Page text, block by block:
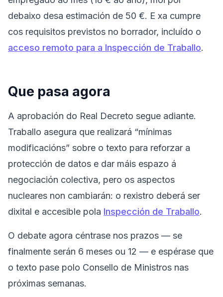
debaixo desa estimación de 50 €. E xa cumpre
cos requisitos previstos no borrador, incluído o
acceso remoto para a Inspección de Traballo.
Que pasa agora
A aprobación do Real Decreto segue adiante.
Traballo asegura que realizará “mínimas
modificacións” sobre o texto para reforzar a
protección de datos e dar máis espazo á
negociación colectiva, pero os aspectos
nucleares non cambiarán: o rexistro deberá ser
dixital e accesible pola Inspección de Traballo.
O debate agora céntrase nos prazos — se
finalmente serán 6 meses ou 12 — e espérase que
o texto pase polo Consello de Ministros nas
próximas semanas.